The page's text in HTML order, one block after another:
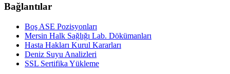
Bağlantılar
Boş ASE Pozisyonları
Mersin Halk Sağlığı Lab. Dökümanları
Hasta Hakları Kurul Kararları
Deniz Suyu Analizleri
SSL Sertifika Yükleme